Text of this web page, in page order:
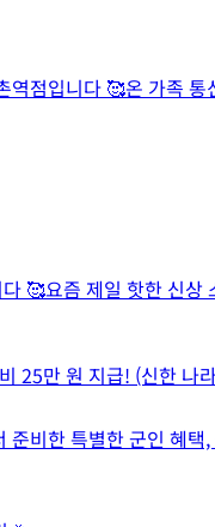
점입니다 🥰온 가족
🥰요즘 제일 핫한 신
25만 원 지급! (신한 나
준비한 특별한 군인 혜